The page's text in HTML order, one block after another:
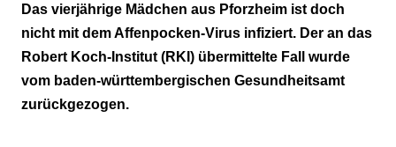
Das vierjährige Mädchen aus Pforzheim ist doch
nicht mit dem Affenpocken-Virus infiziert. Der an das
Robert Koch-Institut (RKI) übermittelte Fall wurde
vom baden-württembergischen Gesundheitsamt
zurückgezogen.